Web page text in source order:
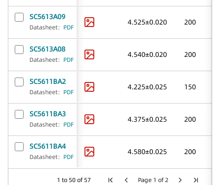
SC5613A09
Datasheet： PDF
4.525±0.020 200
SC5613A08
Datasheet： PDF
4.540±0.020 200
SC5611BA2
Datasheet： PDF
4.225±0.025 150
SC5611BA3
Datasheet： PDF
4.375±0.025 200
SC5611BA4
Datasheet： PDF
4.580±0.025 200
1 to 50 of 57 Page 1 of 2